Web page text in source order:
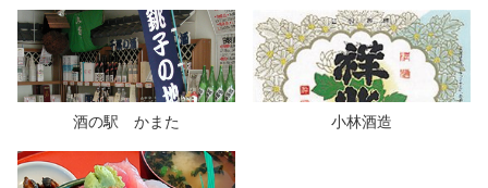
酒の駅 かまた 小林酒造